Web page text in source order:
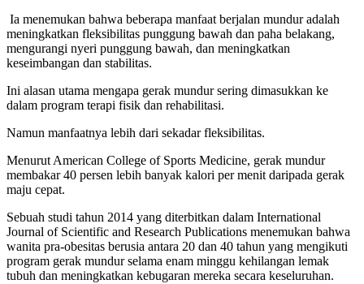
Ia menemukan bahwa beberapa manfaat berjalan mundur adalah
meningkatkan fleksibilitas punggung bawah dan paha belakang,
mengurangi nyeri punggung bawah, dan meningkatkan
keseimbangan dan stabilitas.
Ini alasan utama mengapa gerak mundur sering dimasukkan ke
dalam program terapi fisik dan rehabilitasi.
Namun manfaatnya lebih dari sekadar fleksibilitas.
Menurut American College of Sports Medicine, gerak mundur
membakar 40 persen lebih banyak kalori per menit daripada gerak
maju cepat.
Sebuah studi tahun 2014 yang diterbitkan dalam International
Journal of Scientific and Research Publications menemukan bahwa
wanita pra-obesitas berusia antara 20 dan 40 tahun yang mengikuti
program gerak mundur selama enam minggu kehilangan lemak
tubuh dan meningkatkan kebugaran mereka secara keseluruhan.